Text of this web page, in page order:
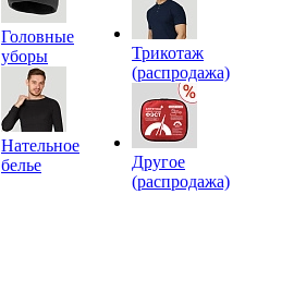
Головные
уборы
Нательное
белье
Трикотаж
(распродажа)
Другое
(распродажа)